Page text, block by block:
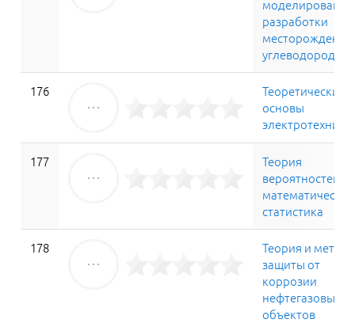
моделирования
разработки
месторождений
углеводородов
176
Теоретические
основы
электротехники
177
Теория
вероятностей и
математическая
статистика
178
Теория и
защиты от
коррозии
нефтегазовых
объектов